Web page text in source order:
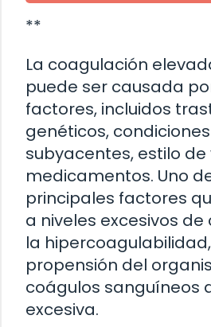
**
La coagulación
puede ser causada
factores, incluidos
genéticos,
subyacentes, estilo de
medicamentos. Uno
principales factores
a niveles excesivos
la
propensión del
coágulos sanguíneos
excesiva.